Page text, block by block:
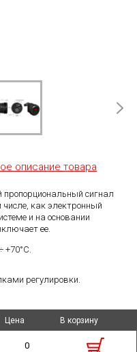
описание товара
пропорциональный сигнал
как электронный
и на основании
ее.
+70°C.
регулировки.
Цена В корзину
0
Цена В корзину